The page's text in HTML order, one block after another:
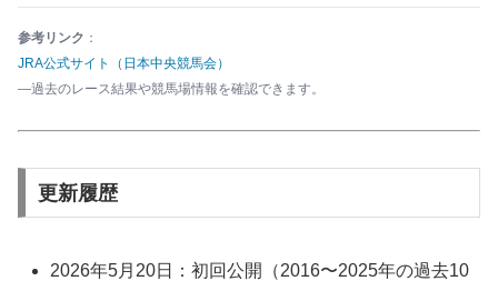
参考リンク ：
JRA公式サイト（日本中央競馬会）
―過去のレース結果や競馬場情報を確認できます。
更新履歴
2026年5月20日：初回公開（2016〜2025年の過去10